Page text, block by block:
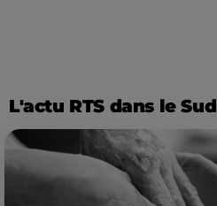
L'actu RTS dans le Sud